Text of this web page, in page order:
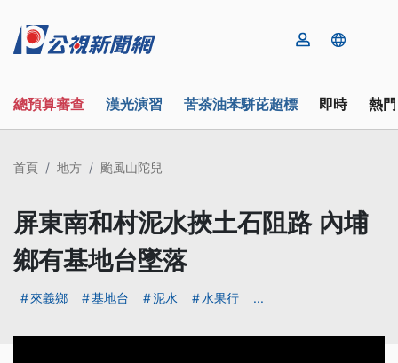
總預算審查 漢光演習 苦茶油苯駢芘超標 即時 熱
首頁 地方 颱風山陀兒
屏東南和村泥水挾土石阻路 內埔
鄉有基地台墜落
來義鄉 基地台 泥水 水果行 ...